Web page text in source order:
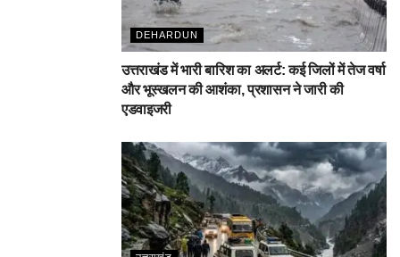
DEHARDUN
उत्तराखंड में भारी बारिश का अलर्ट: कई जिलों में तेज वर्षा
और भूस्खलन की आशंका, प्रशासन ने जारी की
एडवाइजरी